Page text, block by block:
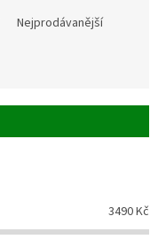
Nejprodávanější
3490Kč